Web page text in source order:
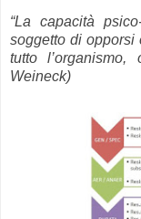
“La capacità
soggetto di opporsi
tutto
Weineck)